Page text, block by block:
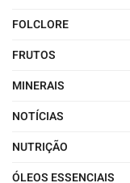
FOLCLORE
FRUTOS
MINERAIS
NOTÍCIAS
NUTRIÇÃO
ÓLEOS ESSENCIAIS